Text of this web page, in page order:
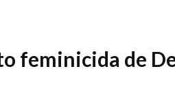
feminicida de